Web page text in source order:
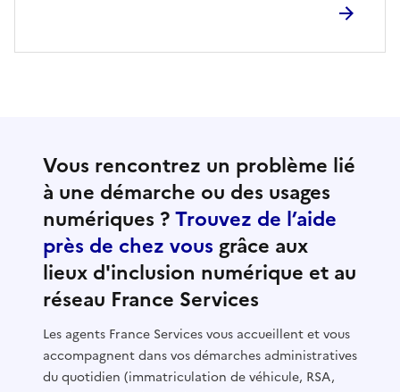
Vous rencontrez un problème lié
à une démarche ou des usages
numériques ?Trouvez de l’aide
près de chez vous grâce aux
lieux d'inclusion numérique et au
réseau France Services
Les agents France Services vous accueillent et vous
accompagnent dans vos démarches administratives
du quotidien (immatriculation de véhicule, RSA,